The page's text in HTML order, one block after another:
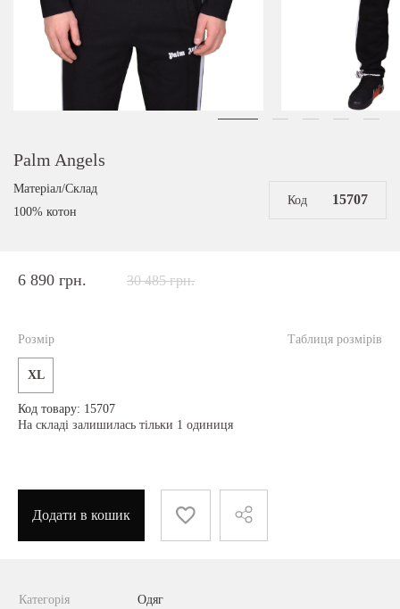
Palm Angels
Матеріал/Склад
100% котон
Код 15707
6 890 грн. 30 485 грн.
Таблиця розмірів
Розмір
XL
Код товару: 15707
На складі залишилась тільки 1 одиниця
Додати в кошик
Категорія Одяг